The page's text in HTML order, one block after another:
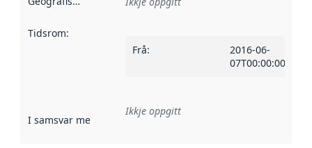
Tidsrom:
Frå:
2016-06-
07T00:00:00Z
I samsvar med Referanse til ei implementeringsregel eller
Ikkje oppgitt